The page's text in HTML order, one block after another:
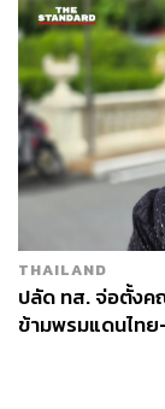
THAILAND
ปลัด ทส. จ่อตั้งค
ข้ามพรมแดนไทย